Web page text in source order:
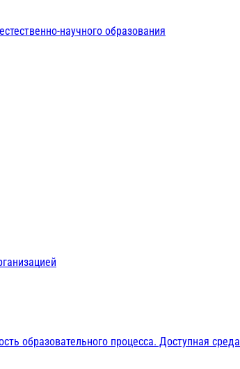
научного образования
образовательного процесса. Доступная среда